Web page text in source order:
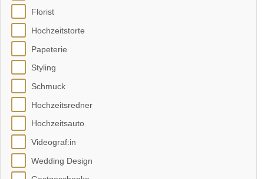
Florist
Hochzeitstorte
Papeterie
Styling
Schmuck
Hochzeitsredner
Hochzeitsauto
Videograf:in
Wedding Design